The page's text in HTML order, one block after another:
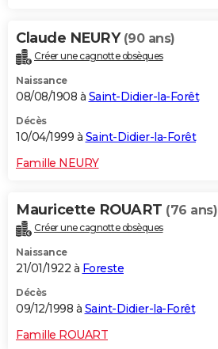
Claude NEURY (90 ans)
Créer une cagnotte obsèques
Naissance
08/08/1908 à Saint-Didier-la-Forêt
Décès
10/04/1999 à Saint-Didier-la-Forêt
Famille NEURY
Mauricette ROUART (76 ans)
Créer une cagnotte obsèques
Naissance
21/01/1922 à Foreste
Décès
09/12/1998 à Saint-Didier-la-Forêt
Famille ROUART